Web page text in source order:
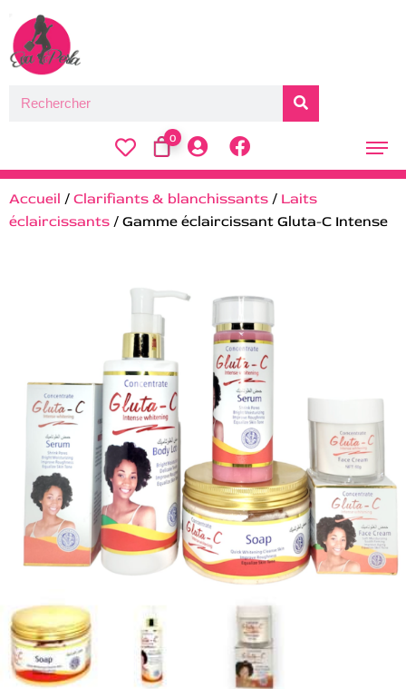
0
Accueil / Clarifiants & blanchissants / Laits
éclaircissants / Gamme éclaircissant Gluta-C Intense